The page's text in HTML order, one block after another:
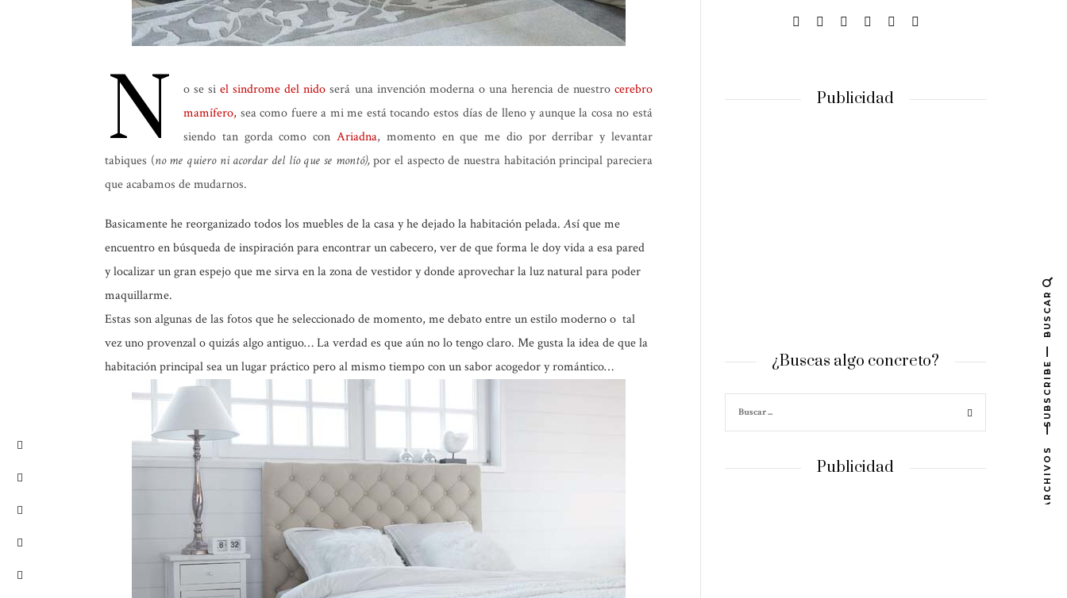
N o se siel sindrome del nido será una invención moderna o una herencia de nuestro cerebro
mamífero, sea como fuere a mi me está tocando estos días de lleno y aunque la cosa no está
siendo tan gorda como con Ariadna, momento en que me dio por derribar y levantar
tabiques (no me quiero ni acordar del lío que se montó),por el aspecto de nuestra habitación principal pareciera
que acabamos de mudarnos.
Basicamente he reorganizado todos los muebles de la casa y he dejado la habitación pelada.Así que me
encuentro en búsqueda de inspiración para encontrar un cabecero, ver de que forma le doy vida a esa pared
y localizar un gran espejo que me sirva en la zona de vestidor y donde aprovechar la luz natural para poder
maquillarme.
Estas son algunas de las fotos que he seleccionado de momento, me debato entre un estilo moderno o tal
vez uno provenzal o quizás algo antiguo… La verdad es que aún no lo tengo claro. Me gusta la idea de que la
habitación principal sea un lugar práctico pero al mismo tiempo con un sabor acogedor y romántico…
Publicidad
¿Buscas algo concreto?
Publicidad
BUSCAR
SUBSCRIBE
ARCHIVOS